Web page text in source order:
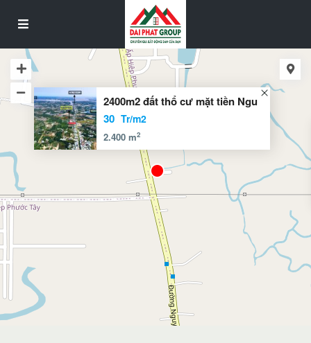
2400m2 đất thổ cư mặt tiền Ngu
30 Tr/m2
2.400 m2